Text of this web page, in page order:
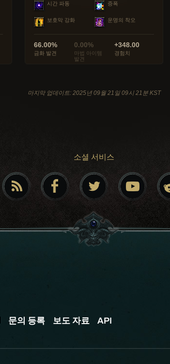
시간 파동 증폭
보호막 강화 운명의 착오
66.00%
금화 발견
0.00%
마법 아이템
발견
+348.00
경험치
마지막 업데이트: 2025년 09월 21일 09시 21분 KST
소셜 서비스